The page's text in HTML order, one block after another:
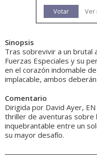
Votar Ver
Sinopsis
Tras sobrevivir a un brutal
Fuerzas Especiales y su
en el corazón indomable
implacable, ambos
Comentario
Dirigida por David Ayer, EN
thriller de aventuras sobre
inquebrantable entre un
su mayor desafío.